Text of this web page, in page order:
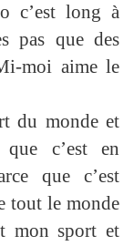
c’est long à
pas que des
moi aime le
du monde et
c’est en
que c’est
tout le monde
mon sport et